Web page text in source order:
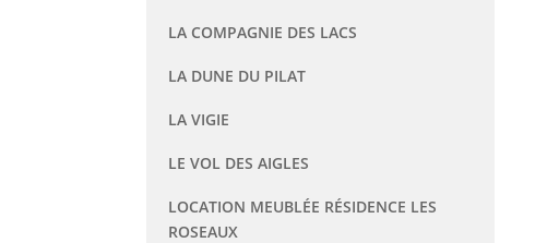
LA COMPAGNIE DES LACS
LA DUNE DU PILAT
LA VIGIE
LE VOL DES AIGLES
LOCATION MEUBLÉE RÉSIDENCE LES
ROSEAUX